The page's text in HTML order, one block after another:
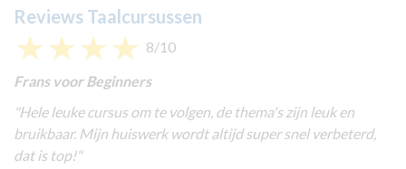
Reviews Taalcursussen
8/10
Frans voor Beginners
"Hele leuke cursus om te volgen, de thema's zijn leuk en
bruikbaar. Mijn huiswerk wordt altijd super snel verbeterd,
dat is top!"